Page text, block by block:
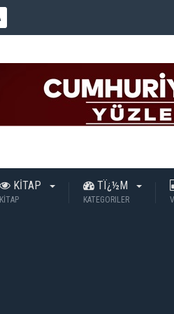
KİTAP
KİTAP
TÏ¿½M
KATEGORILER